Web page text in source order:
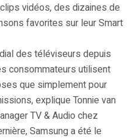
vidéos, des dizaines de
favorites sur leur Smart
des téléviseurs depuis
consommateurs utilisent
que simplement pour
explique Tonnie van
TV & Audio chez
Samsung a été le